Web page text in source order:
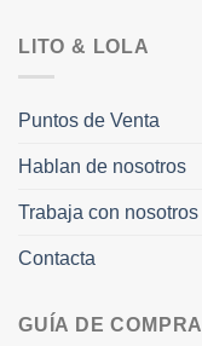
LITO & LOLA
Puntos de Venta
Hablan de nosotros
Trabaja con nosotros
Contacta
GUÍA DE COMPRA